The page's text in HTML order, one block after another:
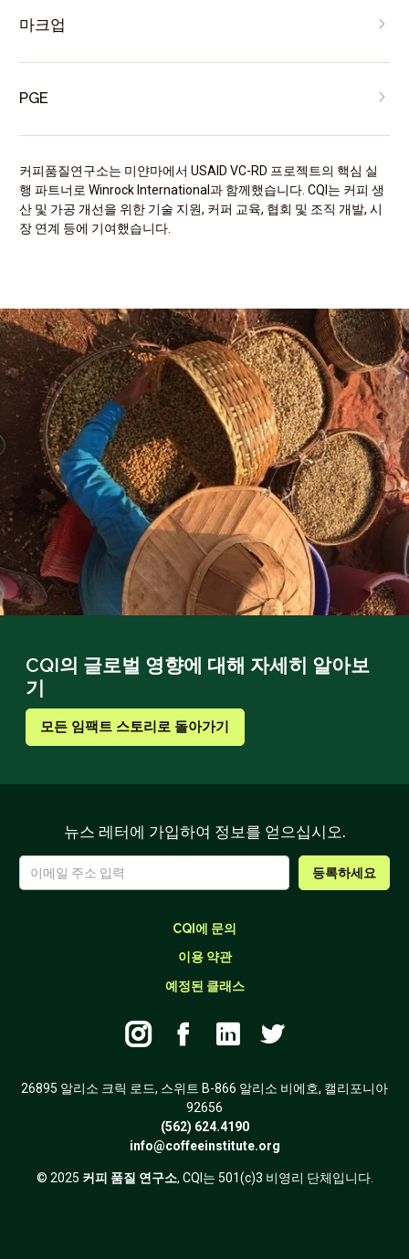
마크업
PGE
커피품질연구소는 미얀마에서 USAID VC-RD 프로젝트의 핵심 실
행 파트너로 Winrock International과 함께했습니다. CQI는 커피 생
산 및 가공 개선을 위한 기술 지원, 커퍼 교육, 협회 및 조직 개발, 시
장 연계 등에 기여했습니다.
CQI의 글로벌 영향에 대해 자세히 알아보
기
모든 임팩트 스토리로 돌아가기
뉴스 레터에 가입하여 정보를 얻으십시오.
CQI에 문의
이용 약관
예정된 클래스
   
26895 알리소 크릭 로드, 스위트 B-866 알리소 비에호, 캘리포니아
92656
(562) 624.4190
info@coffeeinstitute.org
© 2025 커피 품질 연구소, CQI는 501(c)3 비영리 단체입니다.